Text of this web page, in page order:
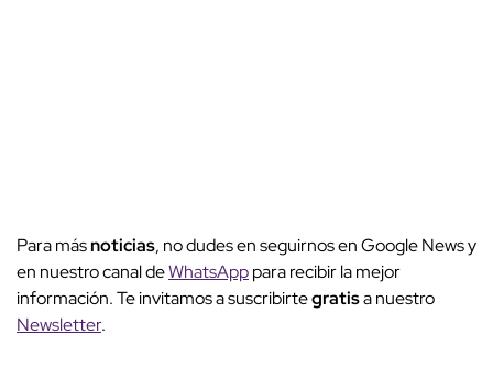
Para másnoticias, no dudes en seguirnos en Google News y
en nuestro canal deWhatsApppara recibir la mejor
información. Te invitamos a suscribirtegratisa nuestro
Newsletter.